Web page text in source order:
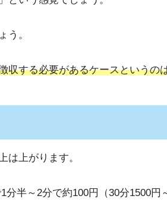
う。
収する必要があるケースというの
は上がります。
半～2分で約100円（30分1500円